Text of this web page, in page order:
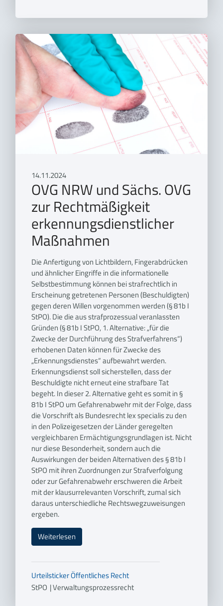
14.11.2024
OVG NRW und Sächs. OVG
zur Rechtmäßigkeit
erkennungsdienstlicher
Maßnahmen
Die Anfertigung von Lichtbildern, Fingerabdrücken
und ähnlicher Eingriffe in die informationelle
Selbstbestimmung können bei strafrechtlich in
Erscheinung getretenen Personen (Beschuldigten)
gegen deren Willen vorgenommen werden (§ 81b I
StPO). Die die aus strafprozessual veranlassten
Gründen (§ 81b I StPO, 1. Alternative: „für die
Zwecke der Durchführung des Strafverfahrens“)
erhobenen Daten können für Zwecke des
„Erkennungsdienstes“ aufbewahrt werden.
Erkennungsdienst soll sicherstellen, dass der
Beschuldigte nicht erneut eine strafbare Tat
begeht. In dieser 2. Alternative geht es somit in §
81b I StPO um Gefahrenabwehr mit der Folge, dass
die Vorschrift als Bundesrecht lex specialis zu den
in den Polizeigesetzen der Länder geregelten
vergleichbaren Ermächtigungsgrundlagen ist. Nicht
nur diese Besonderheit, sondern auch die
Auswirkungen der beiden Alternativen des § 81b I
StPO mit ihren Zuordnungen zur Strafverfolgung
oder zur Gefahrenabwehr erschweren die Arbeit
mit der klausurrelevanten Vorschrift, zumal sich
daraus unterschiedliche Rechtswegzuweisungen
ergeben.
Weiterlesen
UrteilstickerÖffentliches Recht
StPO |Verwaltungsprozessrecht